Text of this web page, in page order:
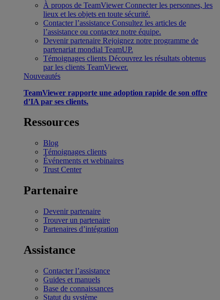
À propos de TeamViewer Connecter les personnes, les
lieux et les objets en toute sécurité.
Contacter l’assistance Consultez les articles de
l’assistance ou contactez notre équipe.
Devenir partenaire Rejoignez notre programme de
partenariat mondial TeamUP.
Témoignages clients Découvrez les résultats obtenus
par les clients TeamViewer.
Nouveautés
TeamViewer rapporte une adoption rapide de son offre
d’IA par ses clients.
Ressources
Blog
Témoignages clients
Événements et webinaires
Trust Center
Partenaire
Devenir partenaire
Trouver un partenaire
Partenaires d’intégration
Assistance
Contacter l’assistance
Guides et manuels
Base de connaissances
Statut du système